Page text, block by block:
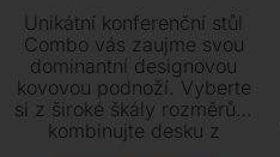
Unikátní konferenční stůl
Combo vás zaujme svou
dominantní designovou
kovovou podnoží. Vyberte
si z široké škály rozměrů a
kombinujte desku z